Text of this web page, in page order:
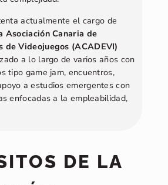
actualmente el cargo de
Asociación Canaria de
de Videojuegos (ACADEVI)
a lo largo de varios años con
tipo game jam, encuentros,
a estudios emergentes con
enfocadas a la empleabilidad,
DE LA